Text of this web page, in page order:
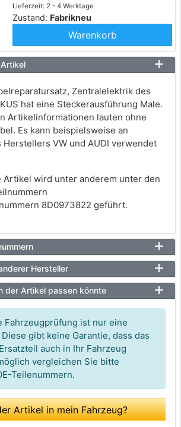
Lieferzeit: 2 - 4 Werktage
Zustand: Fabrikneu
Warenkorb
Zentralelektrik des
hat eine Steckerausführung Male.
Artikelinformationen lauten ohne
Es kann beispielsweise an
Herstellers VW und AUDI verwendet
Artikel wird unter anderem unter den
8D0973822 geführt.
Hersteller
der Artikel passen könnte
Fahrzeugprüfung ist nur eine
gibt keine Garantie, dass das
auch in Ihr Fahrzeug
vergleichen Sie bitte
Teilenummern.
Artikel in mein Fahrzeug?